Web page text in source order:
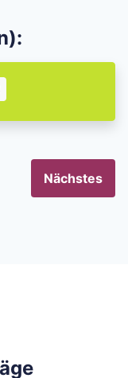
Nächstes